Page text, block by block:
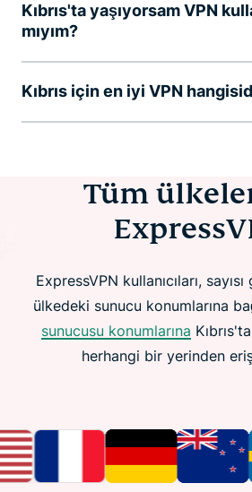
Kıbrıs'ta yaşıyorsam VPN
mıyım?
Kıbrıs için en iyi VPN
Tüm
ExpressVPN kullanıcıları,
ülkedeki sunucu konumlarına
sunucusu konumlarına
herhangi bir yerinden